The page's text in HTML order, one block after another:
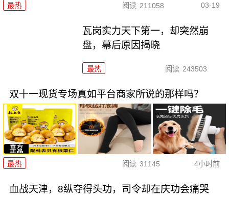
最热 阅读 211058 03-19
瓦岗实力天下第一，却突然崩
盘，幕后原因揭晓
最热 阅读 243503
双十一现货专场真如平台商家所说的那样吗？
最热 阅读 31145 4小时前
血战天津，8纵夺得头功，司令却在庆功会痛哭